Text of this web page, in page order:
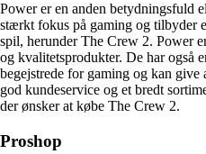
Power er en anden betydningsfuld
stærkt fokus på gaming og tilbyder
spil, herunder The Crew 2. Power
og kvalitetsprodukter. De har også
begejstrede for gaming og kan
god kundeservice og et bredt
der ønsker at købe The Crew 2.
Proshop